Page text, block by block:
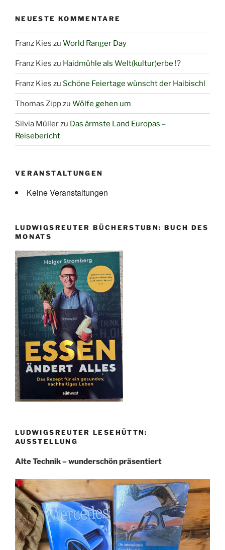
NEUESTE KOMMENTARE
Franz Kies zu World Ranger Day
Franz Kies zu Haidmühle als Welt(kultur)erbe !?
Franz Kies zu Schöne Feiertage wünscht der Haibischl
Thomas Zippzu Wölfe gehen um
Silvia Müllerzu Das ärmste Land Europas –
Reisebericht
VERANSTALTUNGEN
Keine Veranstaltungen
LUDWIGSREUTER BÜCHERSTUBN: BUCH DES
MONATS
LUDWIGSREUTER LESEHÜTTN:
AUSSTELLUNG
Alte Technik – wunderschön präsentiert